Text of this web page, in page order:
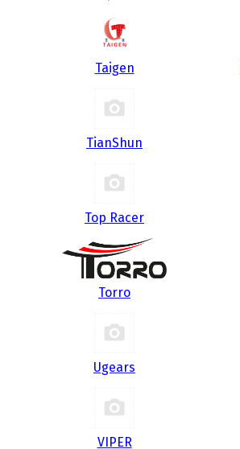
Taigen
TianShun
Top Racer
Torro
Ugears
VIPER